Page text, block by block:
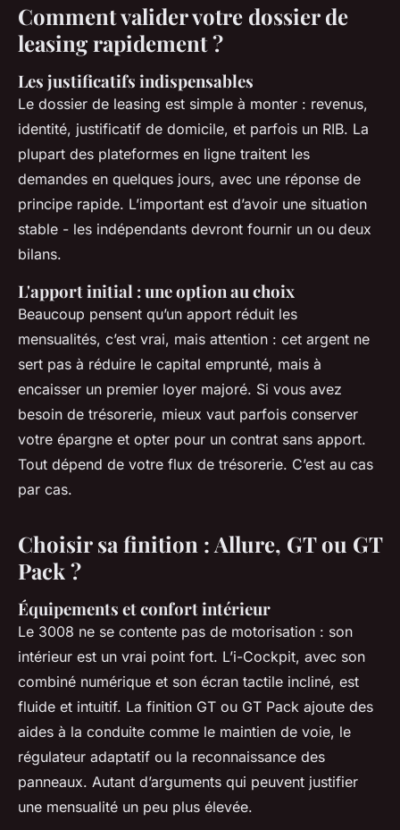
Comment valider votre dossier de
leasing rapidement ?
Les justificatifs indispensables
Le dossier de leasing est simple à monter : revenus,
identité, justificatif de domicile, et parfois un RIB. La
plupart des plateformes en ligne traitent les
demandes en quelques jours, avec une réponse de
principe rapide. L’important est d’avoir une situation
stable - les indépendants devront fournir un ou deux
bilans.
L'apport initial : une option au choix
Beaucoup pensent qu’un apport réduit les
mensualités, c’est vrai, mais attention : cet argent ne
sert pas à réduire le capital emprunté, mais à
encaisser un premier loyer majoré. Si vous avez
besoin de trésorerie, mieux vaut parfois conserver
votre épargne et opter pour un contrat sans apport.
Tout dépend de votre flux de trésorerie. C’est au cas
par cas.
Choisir sa finition : Allure, GT ou GT
Pack ?
Équipements et confort intérieur
Le 3008 ne se contente pas de motorisation : son
intérieur est un vrai point fort. L’i-Cockpit, avec son
combiné numérique et son écran tactile incliné, est
fluide et intuitif. La finition GT ou GT Pack ajoute des
aides à la conduite comme le maintien de voie, le
régulateur adaptatif ou la reconnaissance des
panneaux. Autant d’arguments qui peuvent justifier
une mensualité un peu plus élevée.